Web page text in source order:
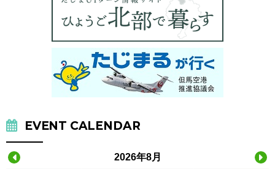
EVENT CALENDAR
2026年8月